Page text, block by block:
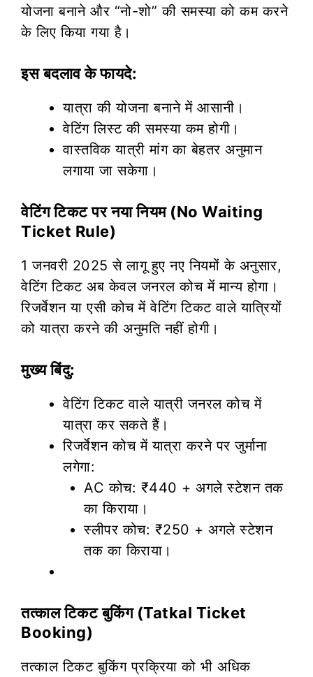
योजना बनाने और “नो-शो” की समस्या को कम करने
के लिए किया गया है।
इस बदलाव के फायदे:
यात्रा की योजना बनाने में आसानी।
वेटिंग लिस्ट की समस्या कम होगी।
वास्तविक यात्री मांग का बेहतर अनुमान
लगाया जा सकेगा।
वेटिंग टिकट पर नया नियम (No Waiting
Ticket Rule)
1 जनवरी 2025 से लागू हुए नए नियमों के अनुसार,
वेटिंग टिकट अब केवल जनरल कोच में मान्य होगा।
रिजर्वेशन या एसी कोच में वेटिंग टिकट वाले यात्रियों
को यात्रा करने की अनुमति नहीं होगी।
मुख्य बिंदु:
वेटिंग टिकट वाले यात्री जनरल कोच में
यात्रा कर सकते हैं।
रिजर्वेशन कोच में यात्रा करने पर जुर्माना
लगेगा:
AC कोच: ₹440 + अगले स्टेशन तक
का किराया।
स्लीपर कोच: ₹250 + अगले स्टेशन
तक का किराया।
तत्काल टिकट बुकिंग (Tatkal Ticket
Booking)
तत्काल टिकट बुकिंग प्रक्रिया को भी अधिक